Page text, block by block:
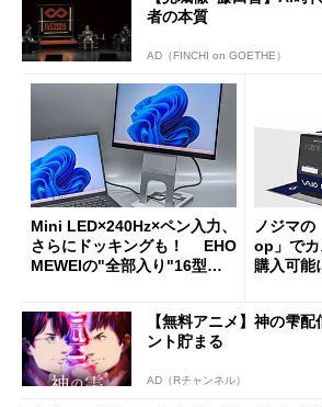
者の本質
AD（FINCHI on GOETHE）
Mini LED×240Hz×ペン入力、
さらにドッキングも！ EHO
MEWEIの"全部入り"16型モ
ノジマ
op」でカ
購入可
【無料アニメ】神の雫
ント貯まる
AD（Rチャンネル）